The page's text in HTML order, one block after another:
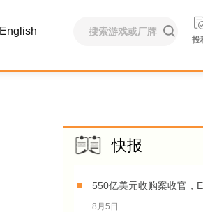
English 
投
快报
550亿美元收购案收官，
8月5日